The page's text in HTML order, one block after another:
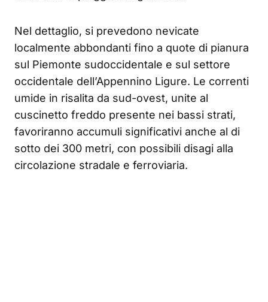
Nel dettaglio, si prevedono nevicate
localmente abbondanti fino a quote di pianura
sul Piemonte sudoccidentale e sul settore
occidentale dell’Appennino Ligure. Le correnti
umide in risalita da sud-ovest, unite al
cuscinetto freddo presente nei bassi strati,
favoriranno accumuli significativi anche al di
sotto dei 300 metri, con possibili disagi alla
circolazione stradale e ferroviaria.